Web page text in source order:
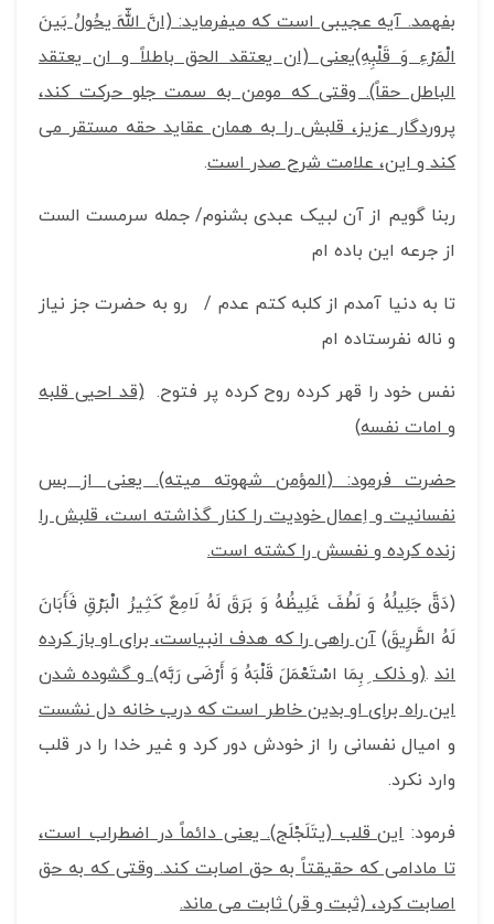
بفهمد. آیه عجیبی است که می­فرماید: (انَّ اللّهَ یحُولُ بَینَ
الْمَرْءِ وَ قَلْبِهِ)یعنی (ان یعتقد الحق باطلاً و ان یعتقد
الباطل حقاً). وقتی که مومن به سمت جلو حرکت کند،
پروردگار عزیز، قلبش را به همان عقاید حقه مستقر می
کند و این، علامت شرح صدر است.
ربنا گویم از آن لبیک عبدی بشنوم/ جمله سرمست الست
از جرعه این باده ام
تا به دنیا آمدم از کلبه کتم عدم / رو به حضرت جز نیاز
و ناله نفرستاده ام
نفس خود را قهر کرده روح کرده پر فتوح.(قد احیی قلبه
و امات نفسه)
حضرت فرمود: (المؤمن شهوته میته). یعنی از بس
نفسانیت و اِعمال خودیت را کنار گذاشته است، قلبش را
زنده کرده و نفسش را کشته است.
(دَقَّ جَلِیلُهُ ‏وَ لَطُفَ غَلِیظُهُ‏ وَ بَرَقَ لَهُ لَامِعٌ‏ كَثِیرُ الْبَرْقِ‏ فَأَبَانَ
لَهُ الطَّرِیقَ)آن راهی را که هدف انبیاست، برای او باز کرده
اند .(و ذلک ِ بِمَا اسْتَعْمَلَ قَلْبَهُ وَ أَرْضَى رَبَّه‏). و گشوده شدن
این راه برای او بدین خاطر است که درب خانه دل نشست
و امیال نفسانی را از خودش دور کرد و غیر خدا را در قلب
وارد نکرد.
فرمود:این قلب (یتَلَجْلَج‏). یعنی دائماً در اضطراب است،
تا مادامی که حقیقتاً به حق اصابت کند. وقتی که به حق
اصابت کرد، (ثبت و قر) ثابت می ماند.